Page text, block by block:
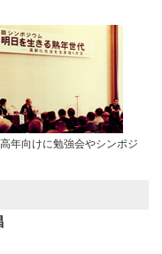
年向けに勉強会やシンポジ